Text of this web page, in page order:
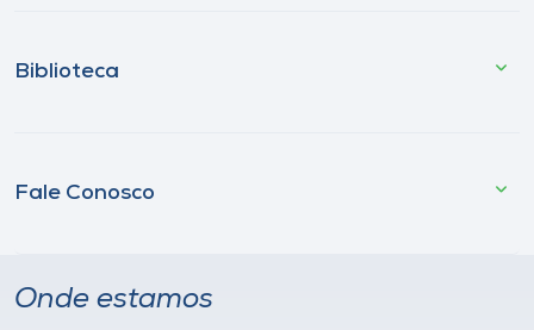
Biblioteca
Fale Conosco
Onde estamos